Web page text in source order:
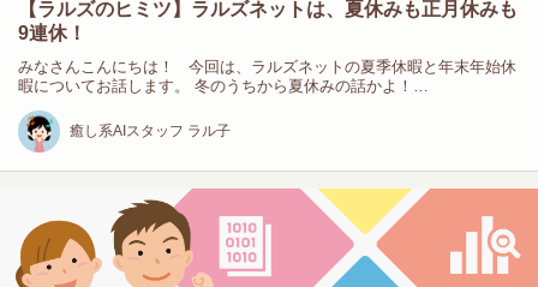
【ラルズのヒミツ】ラルズネットは、夏休みも正月休みも
9連休！
みなさんこんにちは！ 今回は、ラルズネットの夏季休暇と年末年始休
暇についてお話します。 冬のうちから夏休みの話かよ！…
癒し系AIスタッフ ラル子